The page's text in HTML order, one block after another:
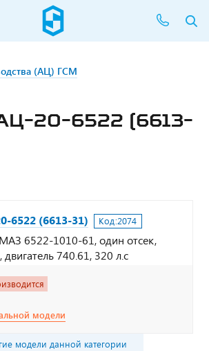
(АЦ) ГСМ
20-6522 (6613-
6522 (6613-31) Код:2074
6522-1010-61, один отсек,
740.61, 320 л.с
модели
модели данной категории